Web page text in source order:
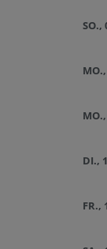
SO.,
MO.,
DI.,
FR.,